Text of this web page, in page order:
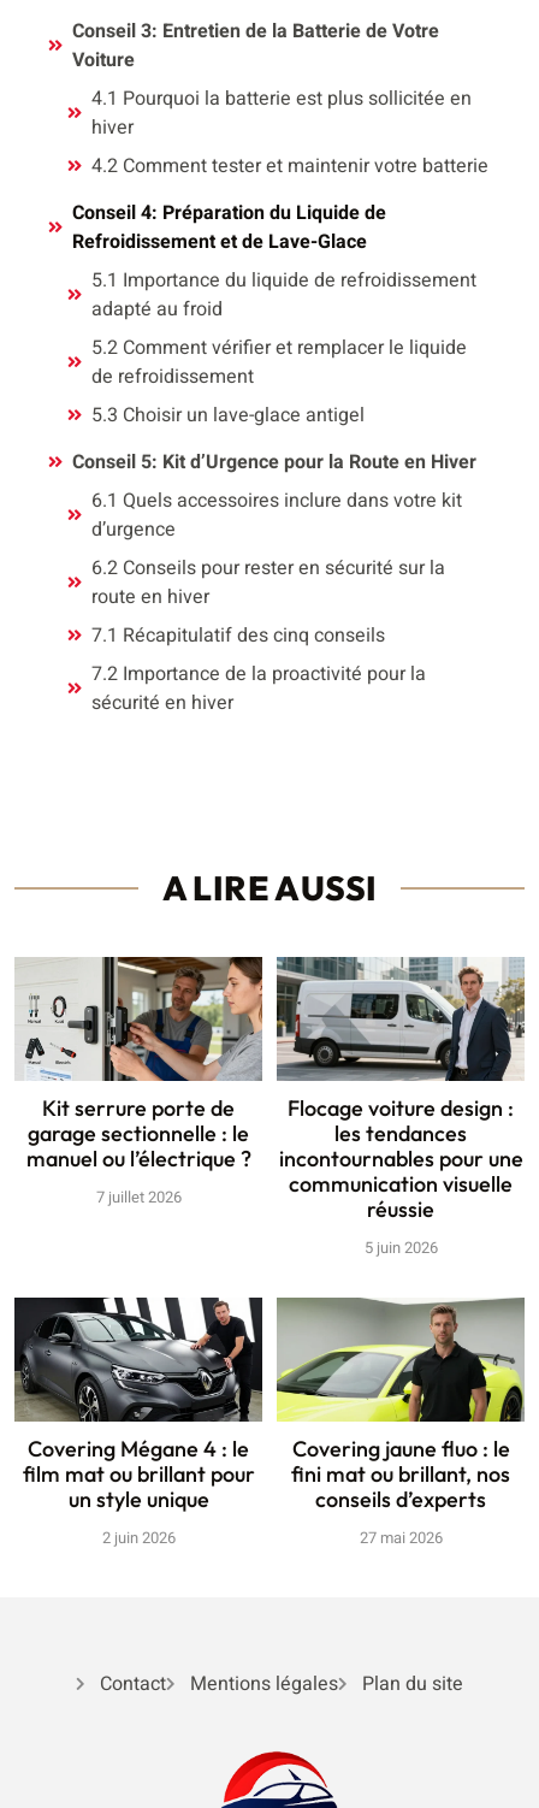
Conseil 3: Entretien de la Batterie de Votre
Voiture
4.1 Pourquoi la batterie est plus sollicitée en
hiver
4.2 Comment tester et maintenir votre batterie
Conseil 4: Préparation du Liquide de
Refroidissement et de Lave-Glace
5.1 Importance du liquide de refroidissement
adapté au froid
5.2 Comment vérifier et remplacer le liquide
de refroidissement
5.3 Choisir un lave-glace antigel
Conseil 5: Kit d’Urgence pour la Route en Hiver
6.1 Quels accessoires inclure dans votre kit
d’urgence
6.2 Conseils pour rester en sécurité sur la
route en hiver
7.1 Récapitulatif des cinq conseils
7.2 Importance de la proactivité pour la
sécurité en hiver
A LIRE AUSSI
Kit serrure porte de
garage sectionnelle : le
manuel ou l’électrique ?
7 juillet 2026
Flocage voiture design :
les tendances
incontournables pour une
communication visuelle
réussie
5 juin 2026
Covering Mégane 4 : le
film mat ou brillant pour
un style unique
2 juin 2026
Covering jaune fluo : le
fini mat ou brillant, nos
conseils d’experts
27 mai 2026
Contact Mentions légales Plan du site